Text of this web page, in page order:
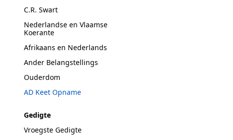
C.R. Swart
Nederlandse en Vlaamse
Koerante
Afrikaans en Nederlands
Ander Belangstellings
Ouderdom
AD Keet Opname
Gedigte
Vroegste Gedigte